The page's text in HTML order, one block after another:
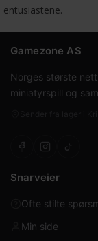
entusiastene.
Gamezone AS
Norges største
miniatyrspill og
Snarveier
Ofte stilte
Min side